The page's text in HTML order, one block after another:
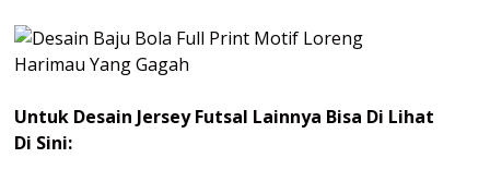
Untuk Desain Jersey Futsal Lainnya Bisa Di Lihat
Di Sini: